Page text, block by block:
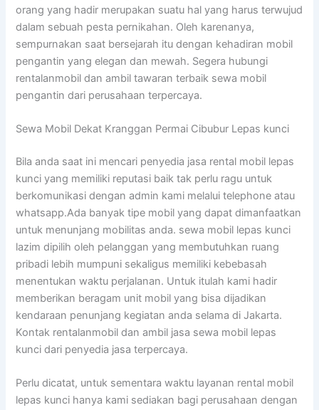
orang yang hadir merupakan suatu hal yang harus terwujud
dalam sebuah pesta pernikahan. Oleh karenanya,
sempurnakan saat bersejarah itu dengan kehadiran mobil
pengantin yang elegan dan mewah. Segera hubungi
rentalanmobil dan ambil tawaran terbaik sewa mobil
pengantin dari perusahaan terpercaya.
Sewa Mobil Dekat Kranggan Permai Cibubur Lepas kunci
Bila anda saat ini mencari penyedia jasa rental mobil lepas
kunci yang memiliki reputasi baik tak perlu ragu untuk
berkomunikasi dengan admin kami melalui telephone atau
whatsapp.Ada banyak tipe mobil yang dapat dimanfaatkan
untuk menunjang mobilitas anda. sewa mobil lepas kunci
lazim dipilih oleh pelanggan yang membutuhkan ruang
pribadi lebih mumpuni sekaligus memiliki kebebasah
menentukan waktu perjalanan. Untuk itulah kami hadir
memberikan beragam unit mobil yang bisa dijadikan
kendaraan penunjang kegiatan anda selama di Jakarta.
Kontak rentalanmobil dan ambil jasa sewa mobil lepas
kunci dari penyedia jasa terpercaya.
Perlu dicatat, untuk sementara waktu layanan rental mobil
lepas kunci hanya kami sediakan bagi perusahaan dengan